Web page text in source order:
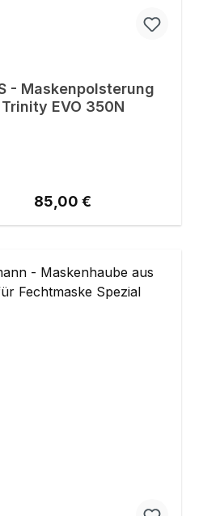
- Maskenpolsterung
Trinity EVO 350N
Regulärer Preis:
85,00 €